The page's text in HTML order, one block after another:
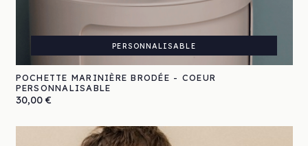
PERSONNALISABLE
POCHETTE MARINIÈRE BRODÉE - COEUR
PERSONNALISABLE
Prix
30,00 €